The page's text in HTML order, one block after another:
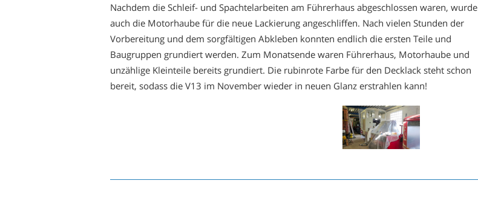
Nachdem die Schleif- und Spachtelarbeiten am Führerhaus abgeschlossen waren, wurde
auch die Motorhaube für die neue Lackierung angeschliffen. Nach vielen Stunden der
Vorbereitung und dem sorgfältigen Abkleben konnten endlich die ersten Teile und
Baugruppen grundiert werden. Zum Monatsende waren Führerhaus, Motorhaube und
unzählige Kleinteile bereits grundiert. Die rubinrote Farbe für den Decklack steht schon
bereit, sodass die V13 im November wieder in neuen Glanz erstrahlen kann!